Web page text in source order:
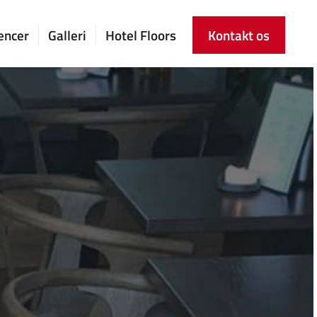
Galleri Hotel Floors Kontakt os